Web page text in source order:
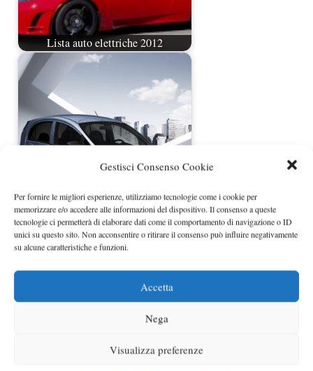
Gestisci Consenso Cookie
Per fornire le migliori esperienze, utilizziamo tecnologie come i cookie per
memorizzare e/o accedere alle informazioni del dispositivo. Il consenso a queste
tecnologie ci permetterà di elaborare dati come il comportamento di navigazione o ID
unici su questo sito. Non acconsentire o ritirare il consenso può influire negativamente
su alcune caratteristiche e funzioni.
Accetta
Nega
Visualizza preferenze
Lista auto elettriche 2012
Peugeot i0n già prenotabile